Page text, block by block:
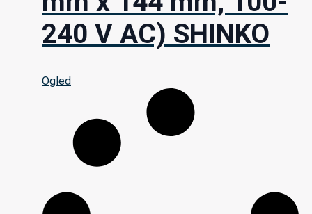
240 V AC) SHINKO
Ogled